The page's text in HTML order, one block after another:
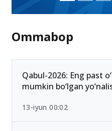
Ommabop
Qabul-2026: Eng past
mumkin bo‘lgan
13-iyun 00:02